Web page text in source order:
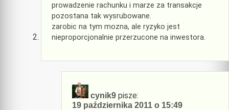
prowadzenie rachunku i marze za transakcje
pozostana tak wysrubowane.
zarobic na tym mozna, ale ryzyko jest
nieproporcjonalnie przerzucone na inwestora.
cynik9 pisze:
19 października 2011 o 15:49